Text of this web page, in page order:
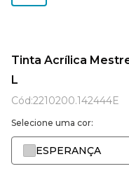
Tinta Acrílica
L
Cód:2210200.142444E
Selecione uma cor:
ESPERANÇA
tinta